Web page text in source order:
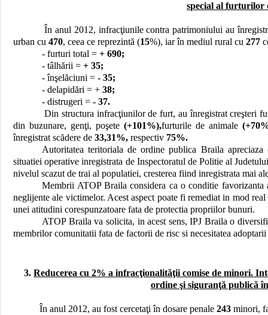
special al furturilor
În anul 2012, infracţiunile contra patrimoniului au
urban cu470, ceea ce reprezintă (15%), iar în mediul rural cu277
- furturi total =+ 690;
- tâlhării =+ 35;
- înşelăciuni =- 35;
- delapidări = +38;
- distrugeri =- 37.
Din structura infracţiunilor de furt, au înregistrat creşteri
din buzunare, genţi, poşete(+101%),furturile de animale
înregistrat scădere de33,31%, respectiv 75%.
Autoritatea teritoriala de ordine publica Braila
situatiei operative inregistrata de Inspectoratul de Politie al
nivelul scazut de trai al populatiei, cresterea fiind inregistrata mai
Membrii ATOP Braila considera ca o conditie favorizanta
neglijente ale victimelor. Acest aspect poate fi remediat in mod
unei atitudini corespunzatoare fata de protectia propriilor bunuri.
ATOP Braila va solicita, in acest sens, IPJ Braila o
membrilor comunitatii fata de factorii de risc si necesitatea
3.Reducerea cu 2% a infracţionalităţii comise de minori.
ordine şi siguranţă publică
În anul 2012, au fost cercetaţi în dosare penale243 minori,